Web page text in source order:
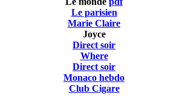
Le parisien
Marie Claire
Joyce
Direct soir
Where
Direct soir
Monaco hebdo
Club Cigare